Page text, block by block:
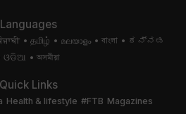
Languages
தமிழ் മലയാളം বাংলা
ಕನ್ನಡ
ଓଡିଆ
অসমীয়া
Quick Links
Health & lifestyle #FTB Magazines